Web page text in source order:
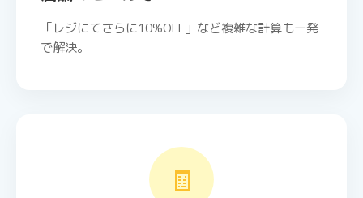
「レジにてさらに10%OFF」など複雑な計算も一発
で解決。
🧾